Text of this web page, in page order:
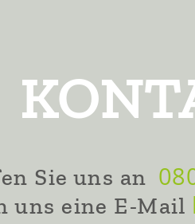
Sie uns an
uns eine E-Mail